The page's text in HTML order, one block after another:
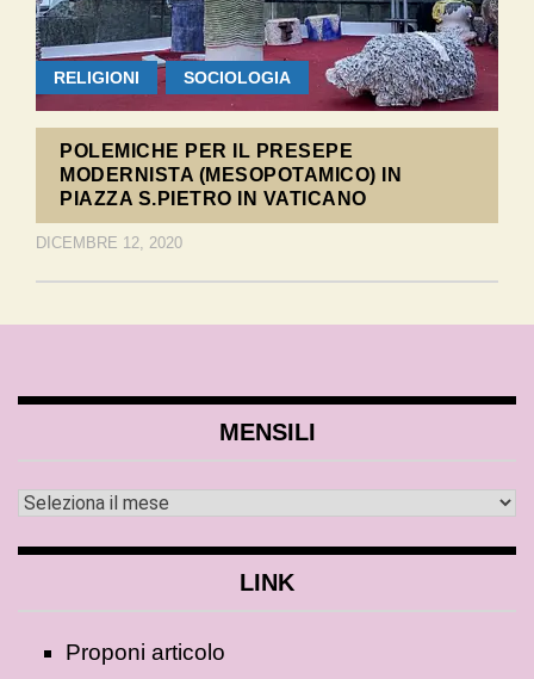
RELIGIONI SOCIOLOGIA
POLEMICHE PER IL PRESEPE
MODERNISTA (MESOPOTAMICO) IN
PIAZZA S.PIETRO IN VATICANO
DICEMBRE 12, 2020
MENSILI
LINK
Proponi articolo